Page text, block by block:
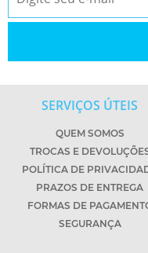
SERVIÇOS ÚTEIS
QUEM SOMOS
TROCAS E
POLÍTICA DE
PRAZOS DE ENTREGA
FORMAS DE
SEGURANÇA